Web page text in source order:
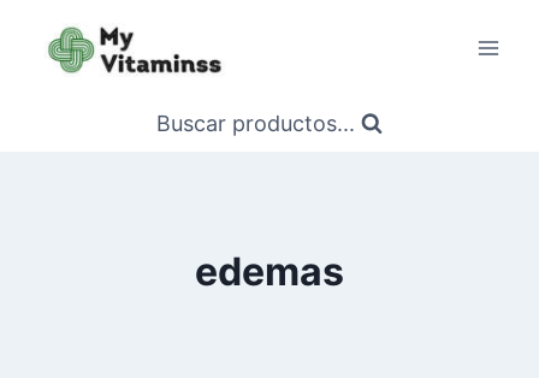
contenido
Buscar productos...
edemas